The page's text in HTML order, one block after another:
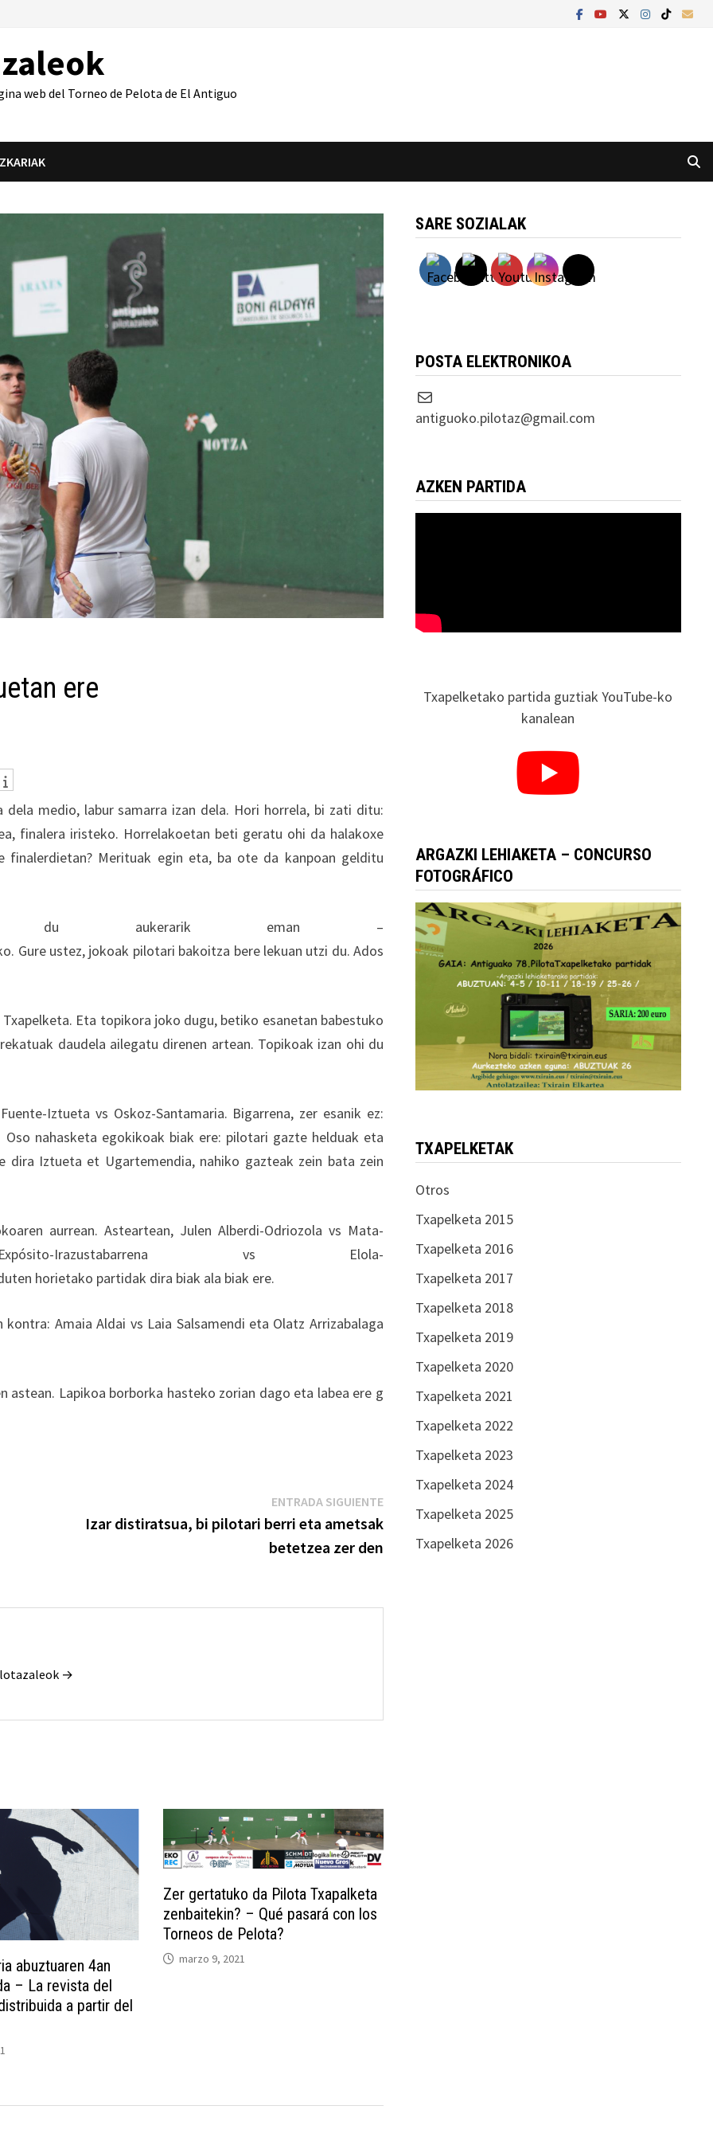
web del Torneo de Pelota de El Antiguo
ere
medio, labur samarra izan dela. Hori horrela, bi zati ditu:
finalera iristeko. Horrelakoetan beti geratu ohi da halakoxe
Merituak egin eta, ba ote da kanpoan gelditu
ez du aukerarik eman –
Gure ustez, jokoak pilotari bakoitza bere lekuan utzi du. Ados
Eta topikora joko dugu, betiko esanetan babestuko
daudela ailegatu direnen artean. Topikoak izan ohi du
Iztueta vs Oskoz-Santamaria. Bigarrena, zer esanik ez:
nahasketa egokikoak biak ere: pilotari gazte helduak eta
Iztueta et Ugartemendia, nahiko gazteak zein bata zein
aurrean. Asteartean, Julen Alberdi-Odriozola vs Mata-
Irazustabarrena vs Elola-
horietako partidak dira biak ala biak ere.
Amaia Aldai vs Laia Salsamendi eta Olatz Arrizabalaga
Lapikoa borborka hasteko zorian dago eta labea ere g
ENTRADA SIGUIENTEEntrada
siguiente:
Izar distiratsua, bi pilotari berri eta ametsak
betetzea zer den
→
abuztuaren 4an
– La revista del
a partir del
Zer gertatuko da Pilota Txapalketa
zenbaitekin? – Qué pasará con los
Torneos de Pelota?
marzo 9, 2021
SARE SOZIALAK
POSTA ELEKTRONIKOA
Correo electrónico
antiguoko.pilotaz@gmail.com
AZKEN PARTIDA
Txapelketako partida guztiak YouTube-ko
kanalean
ARGAZKI LEHIAKETA – CONCURSO
FOTOGRÁFICO
TXAPELKETAK
Otros
Txapelketa 2015
Txapelketa 2016
Txapelketa 2017
Txapelketa 2018
Txapelketa 2019
Txapelketa 2020
Txapelketa 2021
Txapelketa 2022
Txapelketa 2023
Txapelketa 2024
Txapelketa 2025
Txapelketa 2026